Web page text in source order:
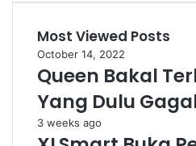
Most Viewed Posts
October 14, 2022
Queen Bakal
Yang Dulu
3 weeks ago